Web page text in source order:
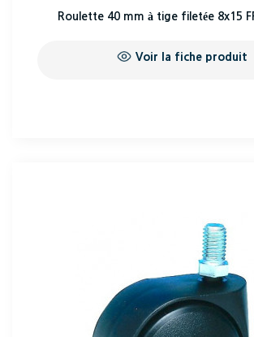
Roulette 40 mm à tige filetée 8x15
Voir la fiche produit